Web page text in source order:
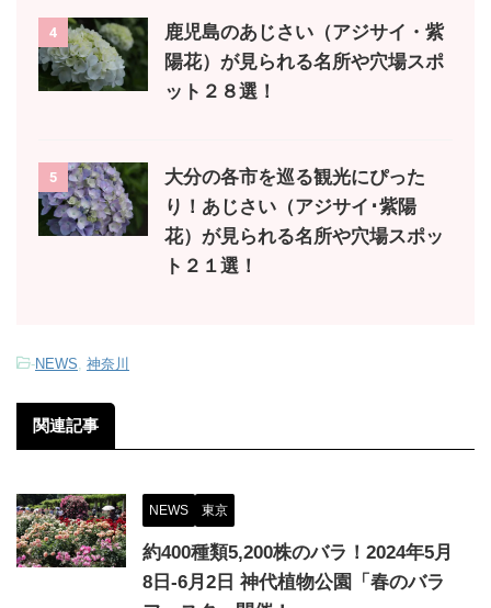
4
鹿児島のあじさい（アジサイ・紫
陽花）が見られる名所や穴場スポ
ット２８選！
5
大分の各市を巡る観光にぴった
り！あじさい（アジサイ･紫陽
花）が見られる名所や穴場スポッ
ト２１選！
-NEWS, 神奈川
関連記事
NEWS 東京
約400種類5,200株のバラ！2024年5月
8日-6月2日 神代植物公園「春のバラ